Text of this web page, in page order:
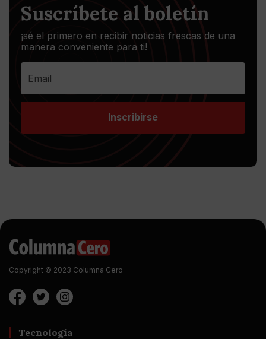
Suscríbete al boletín
¡sé el primero en recibir noticias frescas de una
manera conveniente para ti!
Inscribirse
Copyright © 2023 Columna Cero
Tecnología